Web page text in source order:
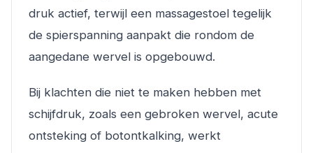
druk actief, terwijl een massagestoel tegelijk
de spierspanning aanpakt die rondom de
aangedane wervel is opgebouwd.
Bij klachten die niet te maken hebben met
schijfdruk, zoals een gebroken wervel, acute
ontsteking of botontkalking, werkt